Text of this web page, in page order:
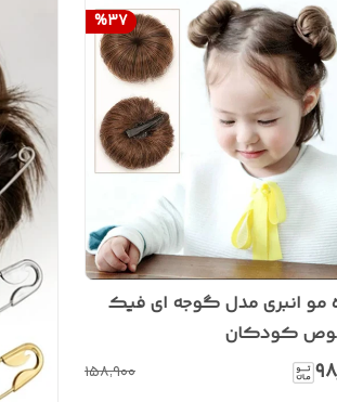
%37
مو انبری مدل گوجه ای فیک
کودکان
۱۵۸٬۹۰۰